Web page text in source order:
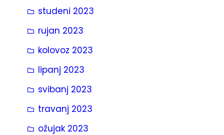
studeni 2023
rujan 2023
kolovoz 2023
lipanj 2023
svibanj 2023
travanj 2023
ožujak 2023